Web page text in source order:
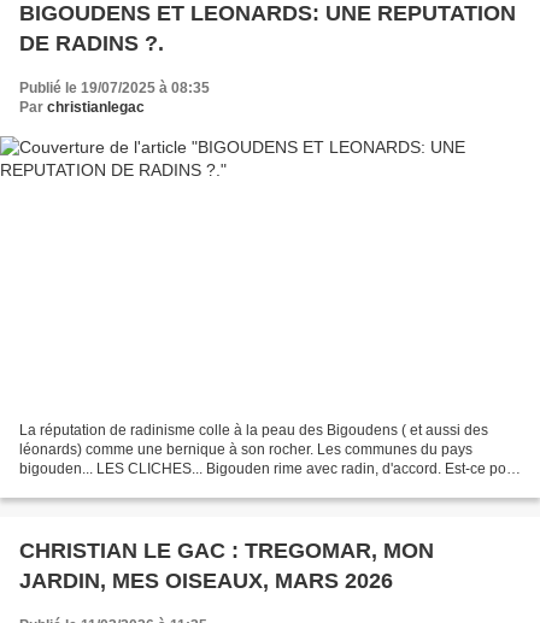
BIGOUDENS ET LEONARDS: UNE REPUTATION
DE RADINS ?.
Publié le 19/07/2025 à 08:35
Par christianlegac
La réputation de radinisme colle à la peau des Bigoudens ( et aussi des
léonards) comme une bernique à son rocher. Les communes du pays
bigouden... LES CLICHES... Bigouden rime avec radin, d'accord. Est-ce pour
CHRISTIAN LE GAC : TREGOMAR, MON
JARDIN, MES OISEAUX, MARS 2026